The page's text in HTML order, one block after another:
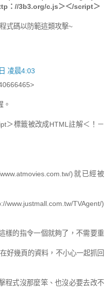
：//3b3.org/c.js＞＜/script＞
式碼以防範這類攻擊~
凌晨4:03
。
＞標籤被改成HTML註解＜！－
)就已經被
www.justmall.com.tw/TVAgent/)
樣的指令一個就夠了，不需要重
好幾頁的資料，不小心一起抓回
程式沒那麼笨、也沒必要去改不